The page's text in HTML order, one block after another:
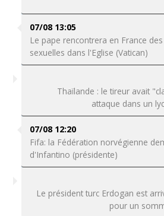
07/08 13:05
Le pape rencontrera en France
sexuelles dans l'Eglise (Vatican)
Thaïlande : le tireur avait
attaque dans un
07/08 12:20
Fifa: la Fédération norvégienne
d'Infantino (présidente)
Le président turc Erdogan est
pour un